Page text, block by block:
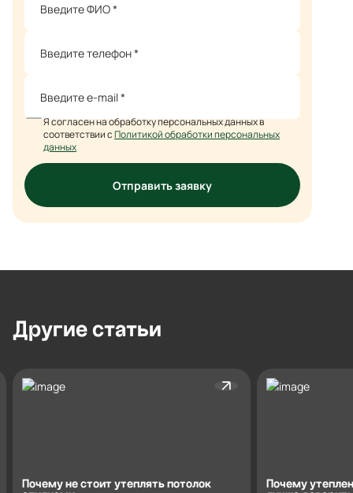
Я согласен на обработку персональных данных в
соответствии сПолитикой обработки персональных
данных
Отправить заявку
Другие статьи
Почему не стоит утеплять потолок
Почему